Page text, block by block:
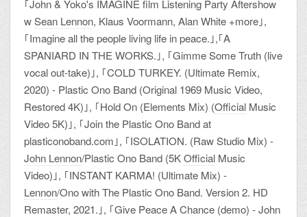
｢John & Yoko's IMAGINE film Listening Party Aftershow
wSean Lennon, Klaus Voormann, AlanWhite +more｣,
｢Imagine all the people living life in peace.｣,｢A
SPANIARD IN THE WORKS.｣, ｢Gimme Some Truth (live
vocal out-take)｣, ｢COLD TURKEY. (Ultimate Remix,
2020) - Plastic Ono Band (Original 1969 Music Video,
Restored 4K)｣, ｢Hold On (Elements Mix) (Official Music
Video 5K)｣, ｢Join the Plastic Ono Band at
plasticonoband.com｣, ｢ISOLATION. (Raw Studio Mix) -
John Lennon/Plastic Ono Band (5KOfficial Music
Video)｣, ｢INSTANT KARMA! (Ultimate Mix) -
Lennon/Ono with The Plastic Ono Band. Version 2. HD
Remaster, 2021.｣, ｢Give Peace A Chance (demo) - John